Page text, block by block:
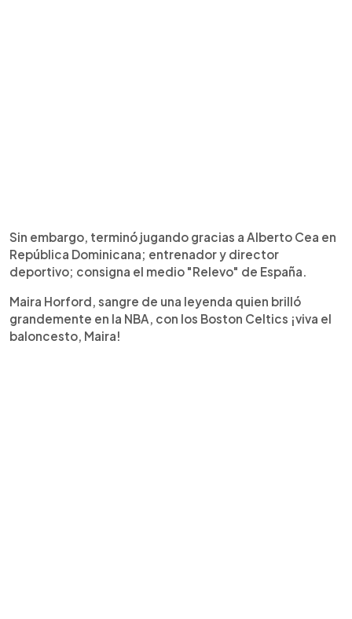
Sin embargo, terminó jugando gracias a Alberto Cea en
República Dominicana; entrenador y director
deportivo; consigna el medio "Relevo" de España.
Maira Horford, sangre de una leyenda quien brilló
grandemente en la NBA, con los Boston Celtics ¡viva el
baloncesto, Maira!